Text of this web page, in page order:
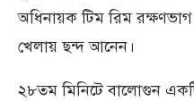
অধিনায়ক টিম রিম
খেলায় ছন্দ আনেন।
২৮তম মিনিটে বালোগুন